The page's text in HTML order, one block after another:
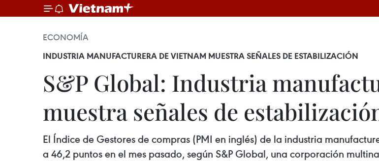
ECONOMÍA
INDUSTRIA MANUFACTURERA DE VIETNAM MUESTRA SEÑALES DE ESTABILIZACIÓN
S&P Global: Industria
muestra señales de
El Índice de Gestores de compras (PMI en inglés) de la industria
a 46,2 puntos en el mes pasado, según S&P Global, una corporación